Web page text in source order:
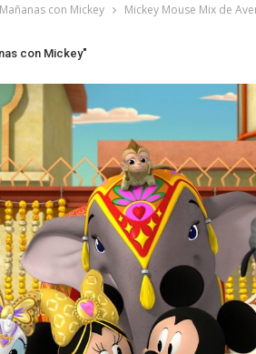
con Mickey Mickey Mouse Mix de
con Mickey"